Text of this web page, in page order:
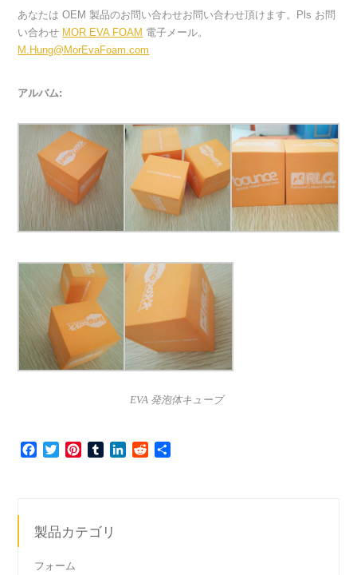
あなたは OEM 製品のお問い合わせお問い合わせ頂けます。Pls お問
い合わせ MOR EVA FOAM 電子メール。
M.Hung@MorEvaFoam.com
アルバム:
EVA 発泡体キューブ
Facebook
TwitterPinterestTumblrLinkedInReddit
製品カテゴリ
フォーム